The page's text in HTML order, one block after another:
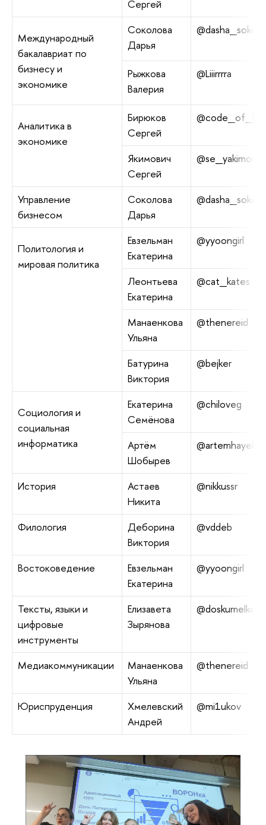
Сергей
Международный
бакалавриат по
бизнесу и
экономике
Соколова
Дарья
Рыжкова
Валерия
@Liiirrrra
Аналитика в
экономике
Бирюков
Сергей
@code_of_law
Якимович
Сергей
Управление
бизнесом
Соколова
Дарья
Политология и
мировая политика
Евзельман
Екатерина
@yyoongirl
Леонтьева
Екатерина
@cat_kates
Манаенкова
Ульяна
@thenereid
Батурина
Виктория
@bejker
Социология и
социальная
информатика
Екатерина
Семёнова
@chiloveg
Артём
Шобырев
@artemhayek
История
Астаев
Никита
@nikkussr
Филология
Деборина
Виктория
@vddeb
Востоковедение
Евзельман
Екатерина
@yyoongirl
Тексты, языки и
цифровые
инструменты
Елизавета
Зырянова
Медиакоммуникации
Манаенкова
Ульяна
@thenereid
Юриспруденция
Хмелевский
Андрей
@mi1ukov